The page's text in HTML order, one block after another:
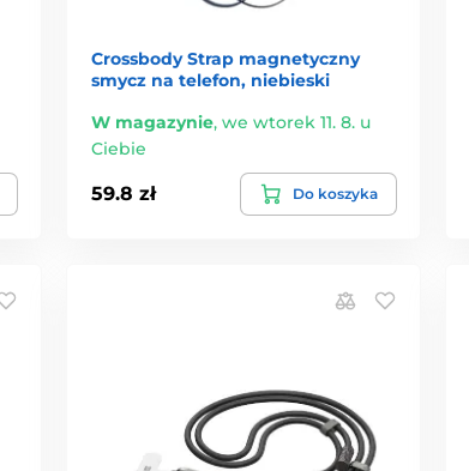
Crossbody Strap magnetyczny
smycz na telefon, niebieski
W magazynie, we wtorek 11. 8. u
Ciebie
59.8 zł Do koszyka